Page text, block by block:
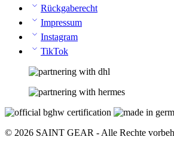
Rückgaberecht
Impressum
Instagram
TikTok
© 2026 SAINT GEAR - Alle Rechte